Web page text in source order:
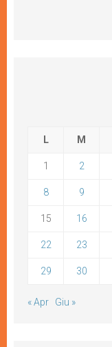
L M
1 2
8 9
15 16
22 23
29 30
« Apr Giu »